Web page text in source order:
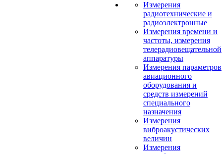
Измерения
радиотехнические и
радиоэлектронные
Измерения времени и
частоты, измерения
телерадиовещательной
аппаратуры
Измерения параметров
авиационного
оборудования и
средств измерений
специального
назначения
Измерения
виброакустических
величин
Измерения